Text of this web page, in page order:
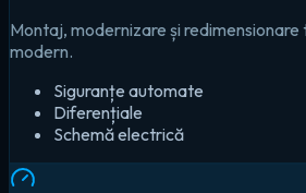
Montaj, modernizare și
modern.
Siguranțe automate
Diferențiale
Schemă electrică